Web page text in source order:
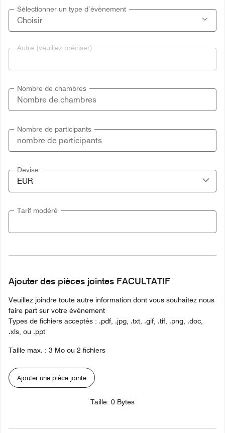
Sélectionner un type d’évènement
Autre (veuillez préciser)
Nombre de chambres
Nombre de participants
Devise
Tarif modéré
Ajouter des pièces jointes FACULTATIF
Veuillez joindre toute autre information dont vous souhaitez nous
faire part sur votre événement
Types de fichiers acceptés : .pdf, .jpg, .txt, .gif, .tif, .png, .doc,
.xls, ou .ppt
Taille max. : 3 Mo ou 2 fichiers
Ajouter une pièce jointe
Taille: 0 Bytes